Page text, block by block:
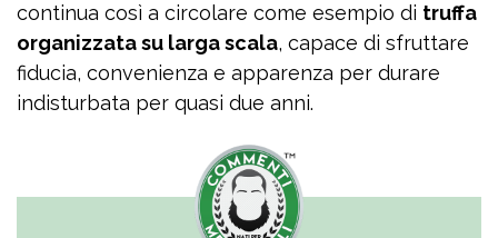
continua così a circolare come esempio di truffa
organizzata su larga scala, capace di sfruttare
fiducia, convenienza e apparenza per durare
indisturbata per quasi due anni.